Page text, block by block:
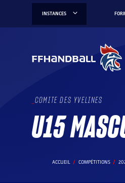
INSTANCES
COMITE DES YVELINES
U15
ACCUEIL COMPÉTITIONS